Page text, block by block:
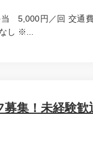
当 5,000円／回 交通
し ※...
集！未経験歓